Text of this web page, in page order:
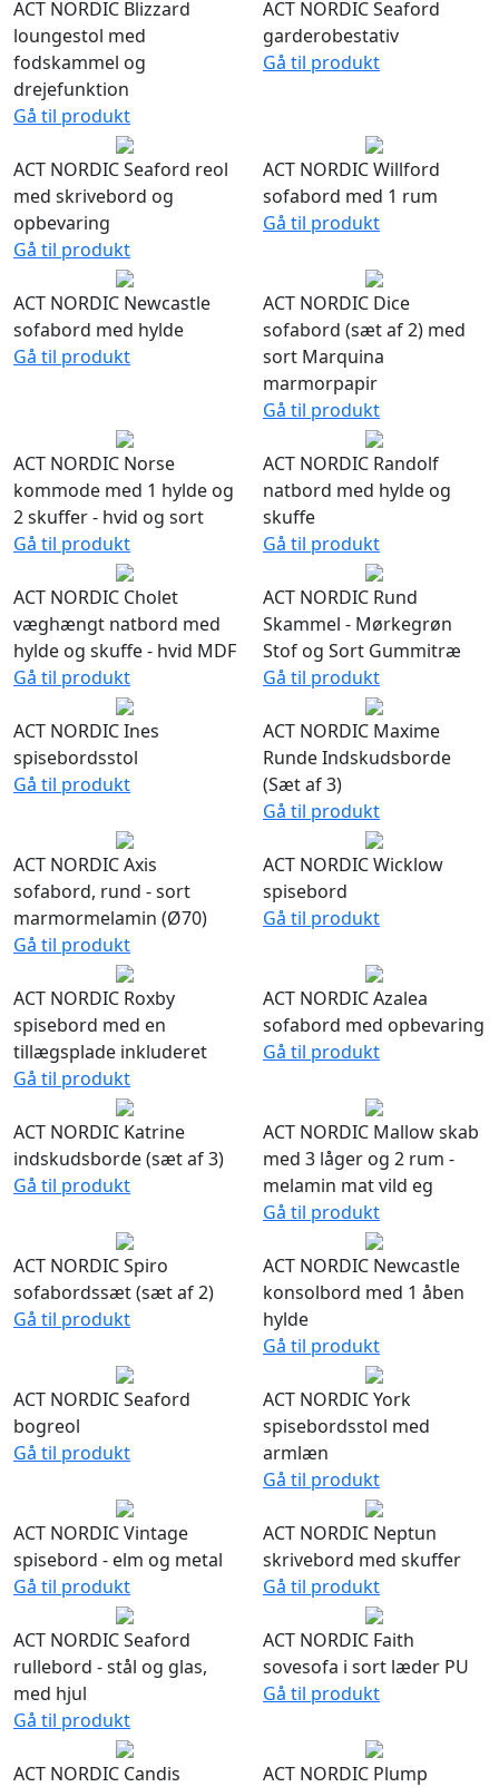
ACT NORDIC Blizzard
loungestol med
fodskammel og
drejefunktion
Gå til produkt
ACT NORDIC Seaford
garderobestativ
Gå til produkt
ACT NORDIC Seaford reol
med skrivebord og
opbevaring
Gå til produkt
ACT NORDIC Willford
sofabord med 1 rum
Gå til produkt
ACT NORDIC Newcastle
sofabord med hylde
Gå til produkt
ACT NORDIC Dice
sofabord (sæt af 2) med
sort Marquina
marmorpapir
Gå til produkt
ACT NORDIC Norse
kommode med 1 hylde og
2 skuffer - hvid og sort
Gå til produkt
ACT NORDIC Randolf
natbord med hylde og
skuffe
Gå til produkt
ACT NORDIC Cholet
væghængt natbord med
hylde og skuffe - hvid MDF
Gå til produkt
ACT NORDIC Rund
Skammel - Mørkegrøn
Stof og Sort Gummitræ
Gå til produkt
ACT NORDIC Ines
spisebordsstol
Gå til produkt
ACT NORDIC Maxime
Runde Indskudsborde
(Sæt af 3)
Gå til produkt
ACT NORDIC Axis
sofabord, rund - sort
marmormelamin (Ø70)
Gå til produkt
ACT NORDIC Wicklow
spisebord
Gå til produkt
ACT NORDIC Roxby
spisebord med en
tillægsplade inkluderet
Gå til produkt
ACT NORDIC Azalea
sofabord med opbevaring
Gå til produkt
ACT NORDIC Katrine
indskudsborde (sæt af 3)
Gå til produkt
ACT NORDIC Mallow skab
med 3 låger og 2 rum -
melamin mat vild eg
Gå til produkt
ACT NORDIC Spiro
sofabordssæt (sæt af 2)
Gå til produkt
ACT NORDIC Newcastle
konsolbord med 1 åben
hylde
Gå til produkt
ACT NORDIC Seaford
bogreol
Gå til produkt
ACT NORDIC York
spisebordsstol med
armlæn
Gå til produkt
ACT NORDIC Vintage
spisebord - elm og metal
Gå til produkt
ACT NORDIC Neptun
skrivebord med skuffer
Gå til produkt
ACT NORDIC Seaford
rullebord - stål og glas,
med hjul
Gå til produkt
ACT NORDIC Faith
sovesofa i sort læder PU
Gå til produkt
ACT NORDIC Candis
ACT NORDIC Plump